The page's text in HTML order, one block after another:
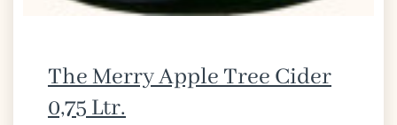
The Merry Apple Tree Cider
0,75 Ltr.